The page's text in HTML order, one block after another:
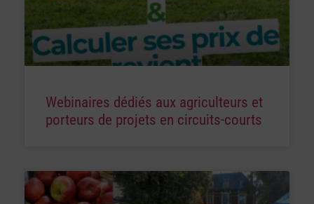
Webinaires dédiés aux agriculteurs et
porteurs de projets en circuits-courts